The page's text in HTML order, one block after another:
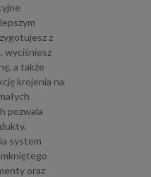
z
wyciśniesz
a także
krojenia na
pozwala
system
oraz